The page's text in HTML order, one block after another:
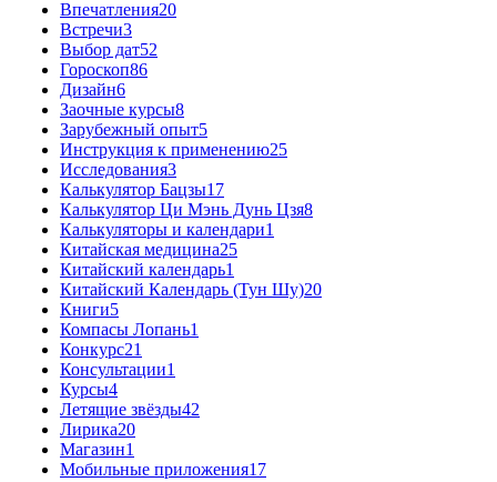
Впечатления20
Встречи3
Выбор дат52
Гороскоп86
Дизайн6
Заочные курсы8
Зарубежный опыт5
Инструкция к применению25
Исследования3
Калькулятор Бацзы17
Калькулятор Ци Мэнь Дунь Цзя8
Калькуляторы и календари1
Китайская медицина25
Китайский календарь1
Китайский Календарь (Тун Шу)20
Книги5
Компасы Лопань1
Конкурс21
Консультации1
Курсы4
Летящие звёзды42
Лирика20
Магазин1
Мобильные приложения17